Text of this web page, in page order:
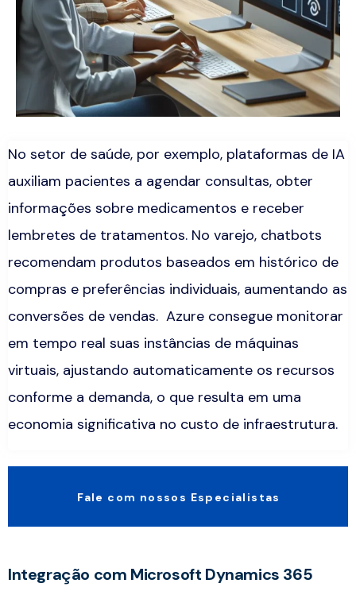
No setor de saúde, por exemplo, plataformas de IA
auxiliam pacientes a agendar consultas, obter
informações sobre medicamentos e receber
lembretes de tratamentos. No varejo, chatbots
recomendam produtos baseados em histórico de
compras e preferências individuais, aumentando as
conversões de vendas. Azure consegue monitorar
em tempo real suas instâncias de máquinas
virtuais, ajustando automaticamente os recursos
conforme a demanda, o que resulta em uma
economia significativa no custo de infraestrutura.
Fale com nossos Especialistas
Integração com Microsoft Dynamics 365